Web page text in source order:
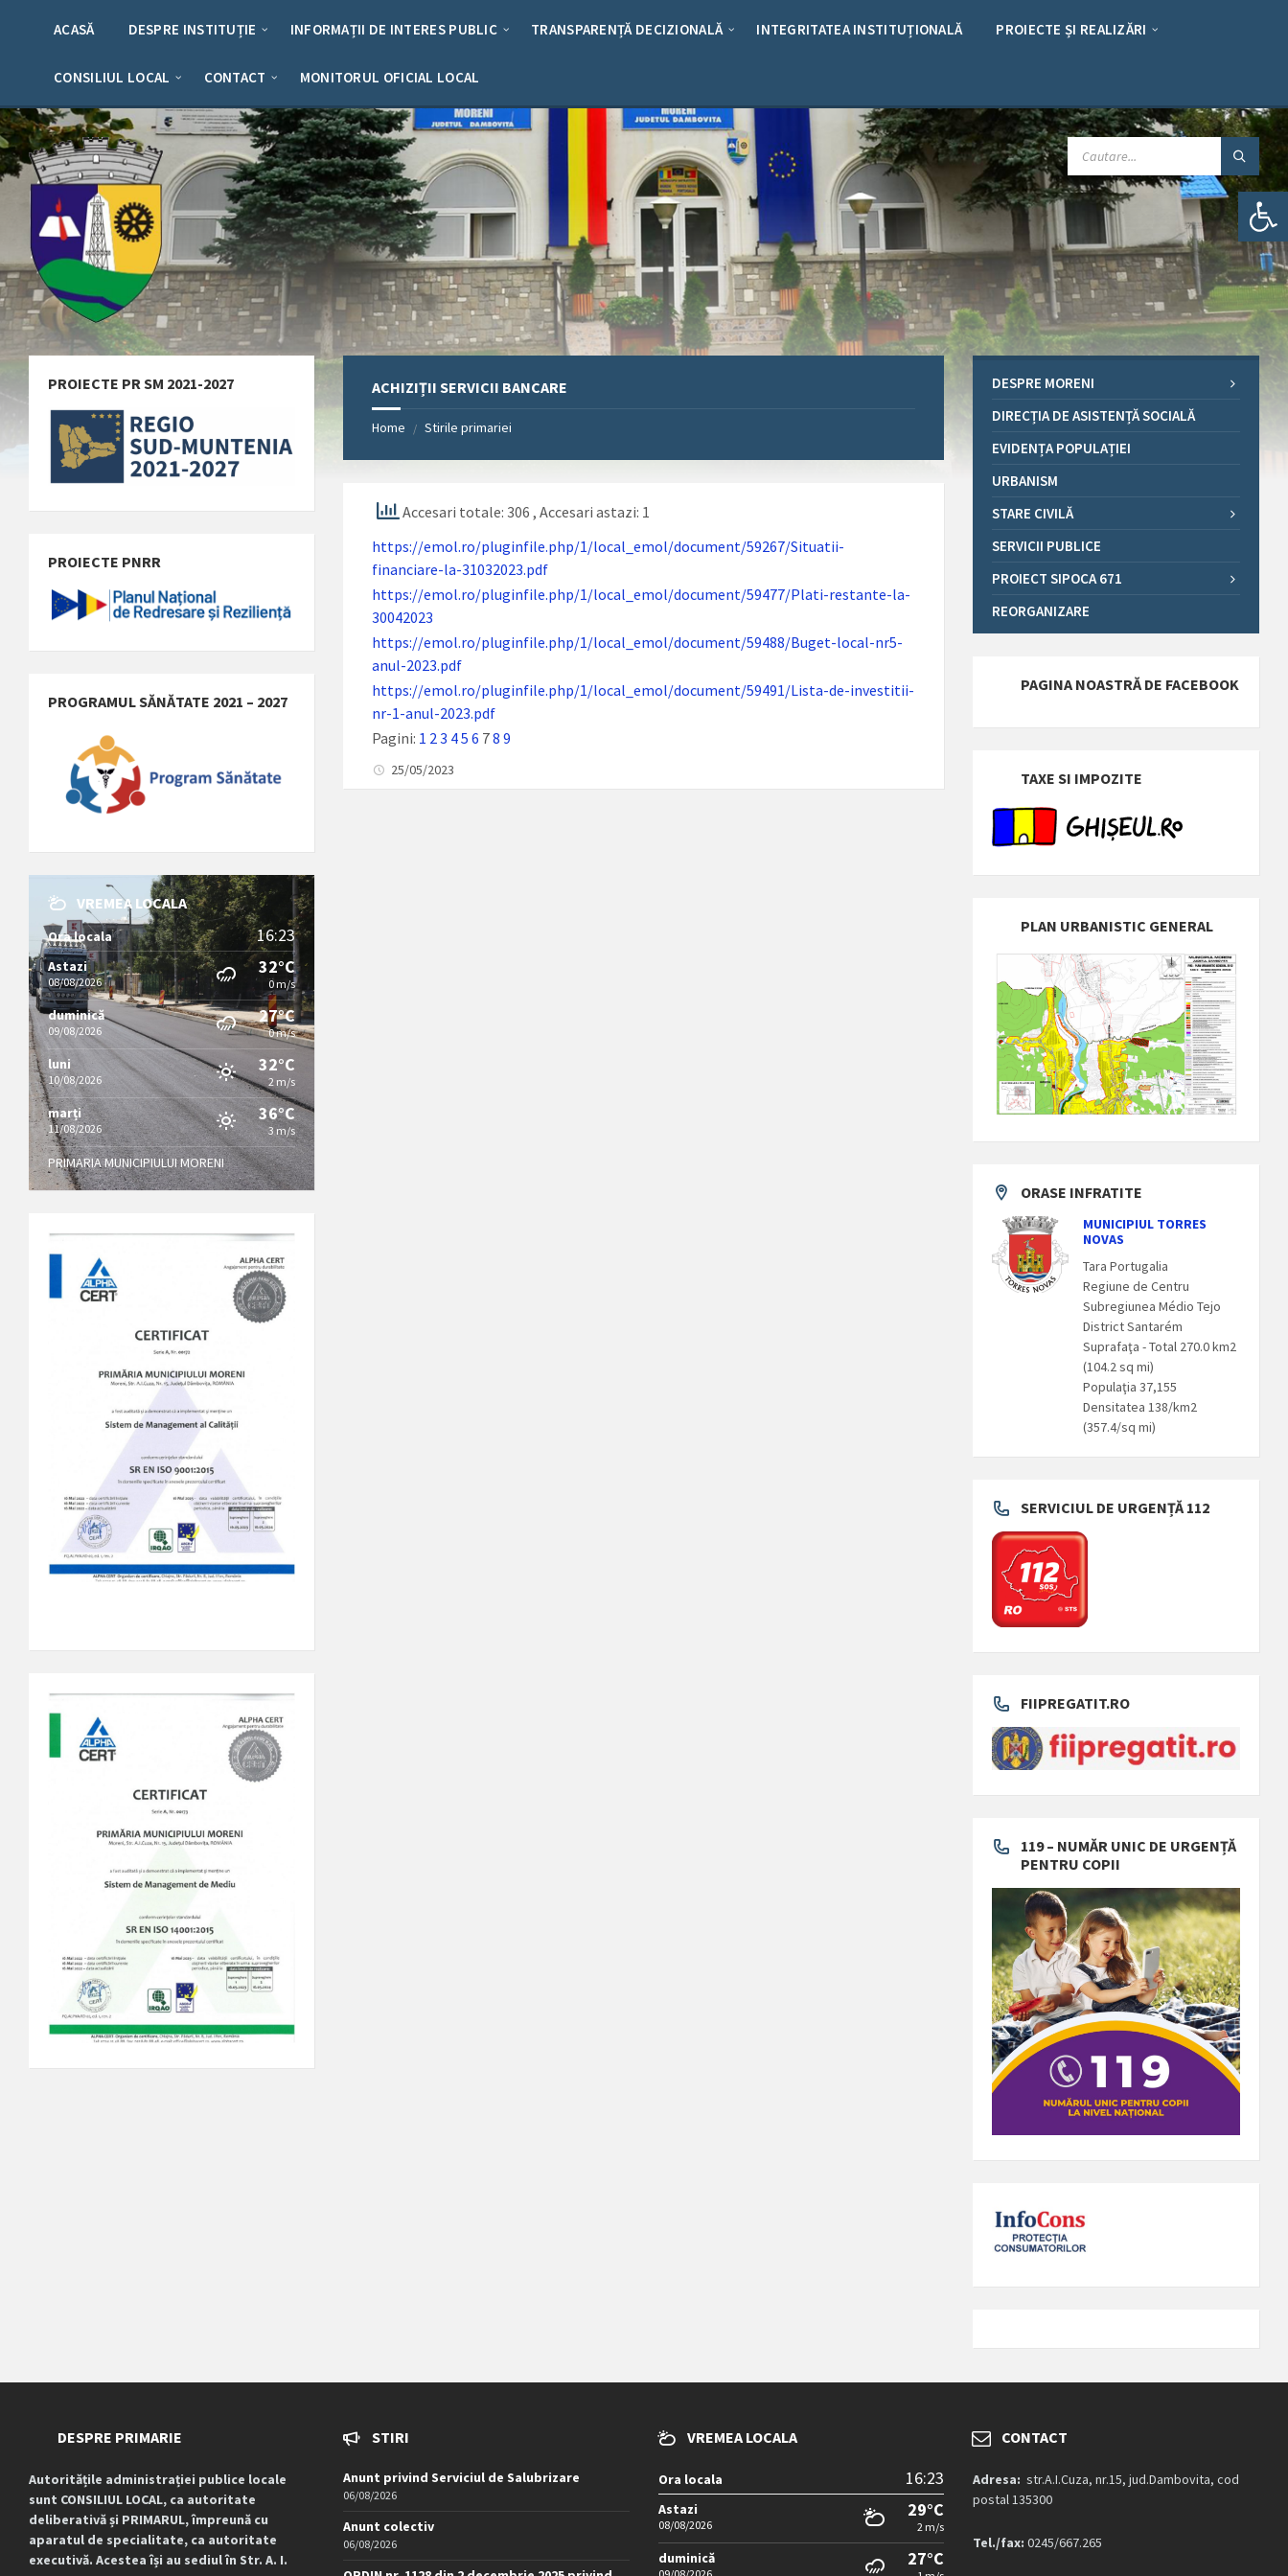
Deschide bara de unelte
ACASĂ DESPRE INSTITUȚIE INFORMAȚII DE INTERES PUBLIC TRANSPARENȚĂ DECIZIONALĂ INTEGRITATEA INSTITUȚIONALĂ PROIECTE ȘI REALIZĂRI
CONSILIUL LOCAL CONTACT MONITORUL OFICIAL LOCAL
CAUTARE:
ACHIZIȚII SERVICII BANCARE
Home / Stirile primariei
Accesari totale: 306, Accesari astazi: 1
https://emol.ro/pluginfile.php/1/local_emol/document/59267/Situatii-
financiare-la-31032023.pdf
https://emol.ro/pluginfile.php/1/local_emol/document/59477/Plati-restante-la-
30042023
https://emol.ro/pluginfile.php/1/local_emol/document/59488/Buget-local-nr5-
anul-2023.pdf
https://emol.ro/pluginfile.php/1/local_emol/document/59491/Lista-de-investitii-
nr-1-anul-2023.pdf
Pagini: 1 2 3 45 6 78 9
25/05/2023
PROIECTE PR SM 2021-2027
PROIECTE PNRR
PROGRAMUL SĂNĂTATE 2021 – 2027
VREMEA LOCALA
Ora locala 16:23
Astazi
08/08/2026
32°C
0 m/s
duminică
09/08/2026
27°C
0 m/s
luni
10/08/2026
32°C
2 m/s
marți
11/08/2026
36°C
3 m/s
PRIMARIA MUNICIPIULUI MORENI
DESPRE MORENI
DIRECȚIA DE ASISTENȚĂ SOCIALĂ
EVIDENȚA POPULAȚIEI
URBANISM
STARE CIVILĂ
SERVICII PUBLICE
PROIECT SIPOCA 671
REORGANIZARE
PAGINA NOASTRĂ DE FACEBOOK
TAXE SI IMPOZITE
PLAN URBANISTIC GENERAL
ORASE INFRATITE
MUNICIPIUL TORRES
NOVAS
Tara Portugalia
Regiune de Centru
Subregiunea Médio Tejo
District Santarém
Suprafaţa - Total 270.0 km2
(104.2 sq mi)
Populaţia 37,155
Densitatea 138/km2
(357.4/sq mi)
SERVICIUL DE URGENȚĂ 112
FIIPREGATIT.RO
119 – NUMĂR UNIC DE URGENȚĂ
PENTRU COPII
DESPRE PRIMARIE
Autoritățile administrației publice locale
sunt CONSILIUL LOCAL, ca autoritate
deliberativă și PRIMARUL, împreună cu
aparatul de specialitate, ca autoritate
executivă. Acestea își au sediul în Str. A. I.
STIRI
Anunt privind Serviciul de Salubrizare
06/08/2026
Anunt colectiv
06/08/2026
VREMEA LOCALA
Ora locala 16:23
Astazi
08/08/2026
29°C
2 m/s
duminică 27°C
CONTACT
Adresa: str.A.I.Cuza, nr.15, jud.Dambovita, cod
postal 135300
Tel./fax: 0245/667.265